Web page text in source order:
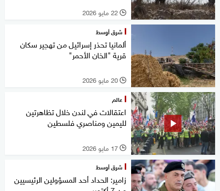
l 22 مايو 2026
شرق أوسط
ألمانيا تحذر إسرائيل من تهجير سكان
قرية "الخان الأحمر"
l 20 مايو 2026
عالم
اعتقالات في لندن خلال تظاهرتين
لليمين ومناصري فلسطين
l 17 مايو 2026
شرق أوسط
زامير: الحداد أحد المسؤولين الرئيسيين